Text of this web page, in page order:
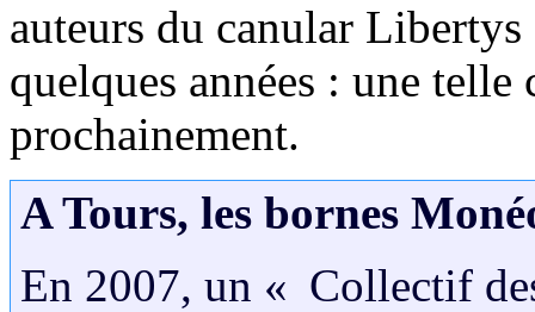
auteurs du canular
quelques années : une
prochainement.
A Tours, les bornes
En 2007, un « Collectif